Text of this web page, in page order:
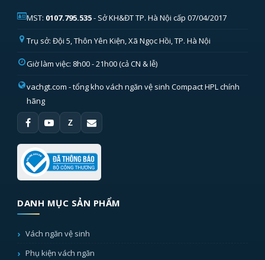
MST: 0107.795.535- Sở KH&ĐT TP. Hà Nội cấp 07/04/2017
Trụ sở: Đội 5, Thôn Yên Kiện, Xã Ngọc Hồi, TP. Hà Nội
Giờ làm việc: 8h00 - 21h00 (cả CN & lễ)
vachgt.com - tổng kho vách ngăn vệ sinh Compact HPL chính
hãng
Z
DANH MỤC SẢN PHẨM
Vách ngăn vệ sinh
Phụ kiện vách ngăn